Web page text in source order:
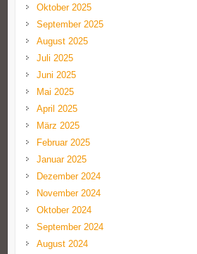
Oktober 2025
September 2025
August 2025
Juli 2025
Juni 2025
Mai 2025
April 2025
März 2025
Februar 2025
Januar 2025
Dezember 2024
November 2024
Oktober 2024
September 2024
August 2024